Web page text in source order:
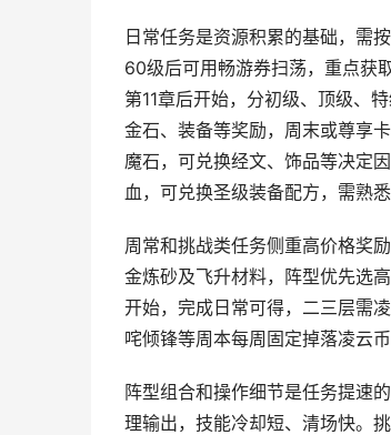
日常任务是资源积累的基础，需
60级后可用畅游券扫荡，重点获
第11章后开始，分初级、顶级、
金石、装备等奖励，周末或尊享
魔石，可兑换经文、饰品等决定
血，可兑换圣级装备配方，需熟
周常和挑战类任务侧重高价格奖
金炼砂及飞升材料，阵型优先选
开始，完成日常可得，二三层需
咤倾锋等周本每周固定掉落凌云
阵型组合和操作细节是任务提速
理输出，技能冷却短、清场快。